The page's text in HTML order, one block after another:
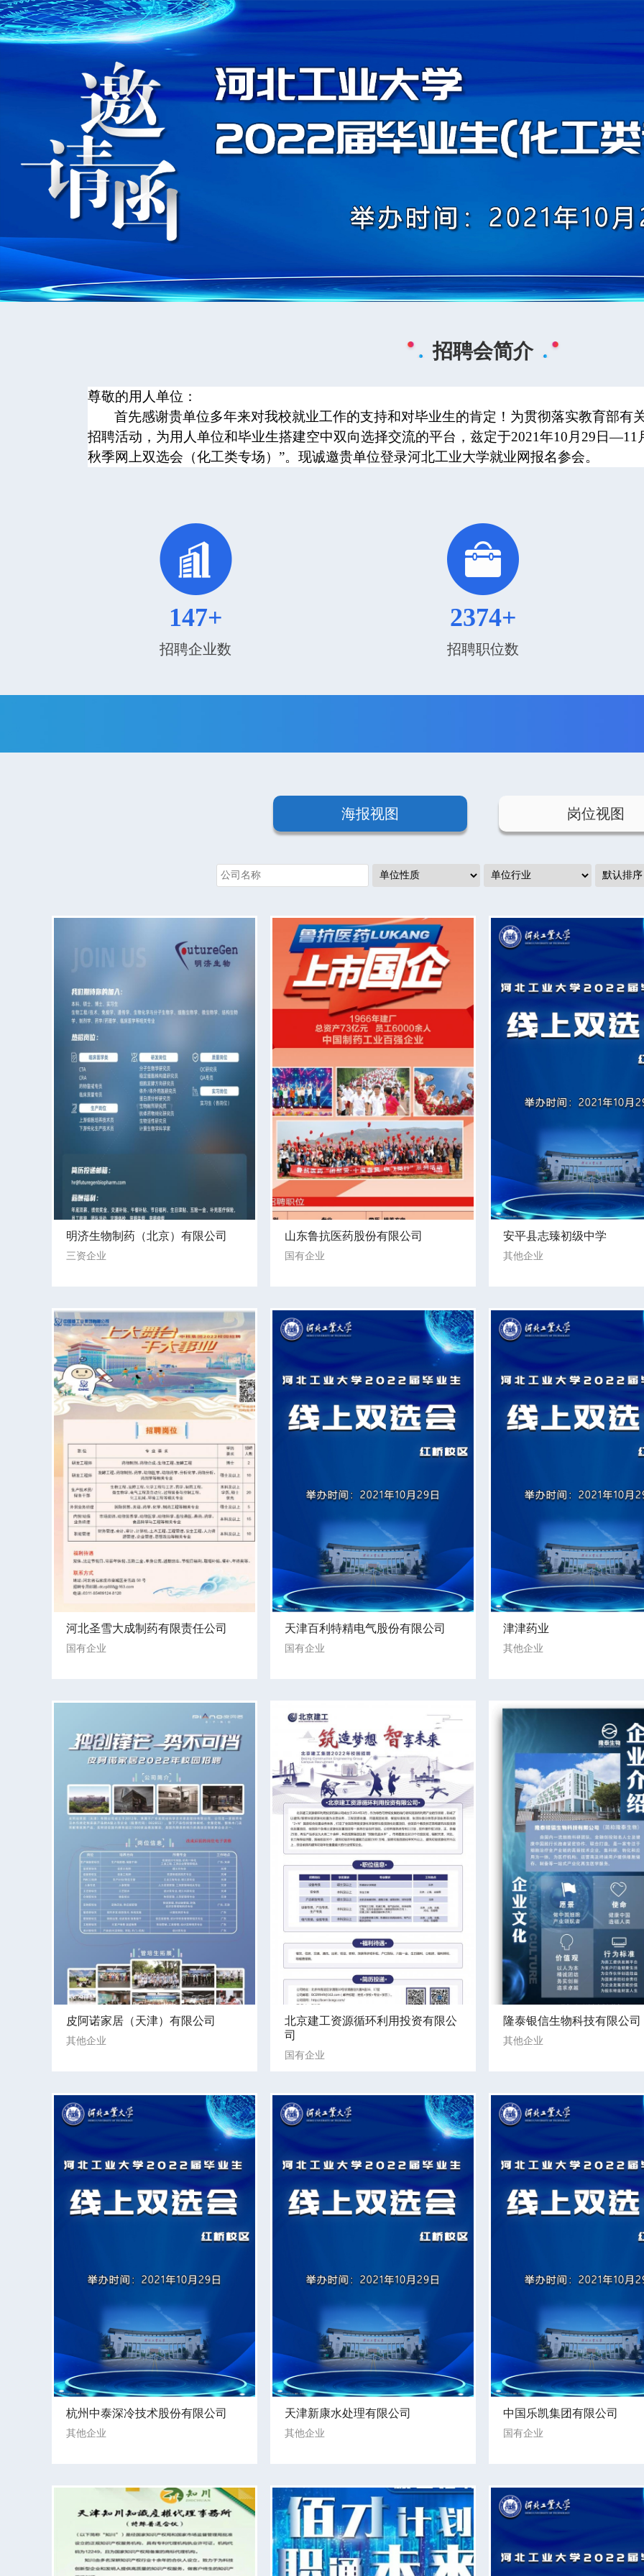
招聘会简介
尊敬的用人单位：
首先感谢贵单位多年来对我校就业工作的支持和对毕业生的肯定！为贯彻落实教育部有
招聘活动，为用人单位和毕业生搭建空中双向选择交流的平台，兹定于2021年10月29日—11
秋季网上双选会（化工类专场）”。现诚邀贵单位登录河北工业大学就业网报名参会。
147+
招聘企业数
2374+
招聘职位数
海报视图 岗位视图
明济生物制药（北京）有限公司
三资企业
山东鲁抗医药股份有限公司
国有企业
安平县志臻初级中学
其他企业
河北圣雪大成制药有限责任公司
国有企业
天津百利特精电气股份有限公司
国有企业
津津药业
其他企业
皮阿诺家居（天津）有限公司
其他企业
北京建工资源循环利用投资有限公
司
国有企业
隆泰银信生物科技有限公司
其他企业
杭州中泰深冷技术股份有限公司
其他企业
天津新康水处理有限公司
其他企业
中国乐凯集团有限公司
国有企业